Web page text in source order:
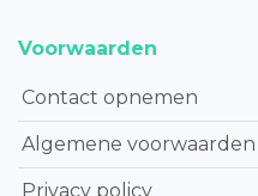
Voorwaarden
Contact opnemen
Algemene voorwaarden
Privacy policy